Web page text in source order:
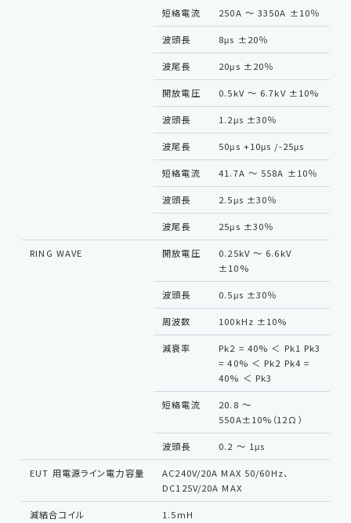
短絡電流 250A 〜 3350A ±10％
波頭長 8μs ±20％
波尾長 20μs ±20％
開放電圧 0.5kV 〜 6.7kV ±10%
波頭長 1.2μs ±30％
波尾長 50μs +10μs /-25μs
短絡電流 41.7A 〜 558A ±10％
波頭長 2.5μs ±30％
波尾長 25μs ±30％
RING WAVE 開放電圧
0.25kV 〜 6.6kV
±10%
波頭長 0.5μs ±30％
周波数 100kHz ±10%
減衰率
Pk2 = 40% ＜ Pk1 Pk3
= 40% ＜ Pk2 Pk4 =
40% ＜ Pk3
短絡電流
20.8 〜
550A±10%（12Ω）
波頭長 0.2 〜 1μs
EUT 用電源ライン電力容量
AC240V/20A MAX 50/60Hz、
DC125V/20A MAX
減結合コイル 1.5mH